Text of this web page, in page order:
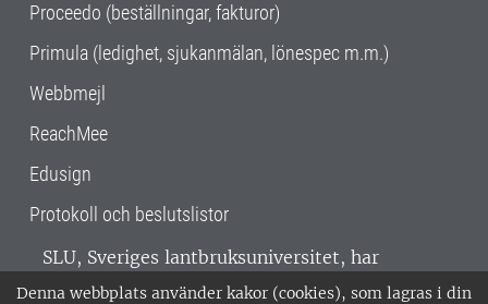
Denna webbplats använder kakor (cookies), som lagras i din
Proceedo (beställningar, fakturor)
Primula (ledighet, sjukanmälan, lönespec m.m.)
Webbmejl
ReachMee
Edusign
Protokoll och beslutslistor
SLU, Sveriges lantbruksuniversitet, har
verksamhet över hela Sverige. Huvudorter är